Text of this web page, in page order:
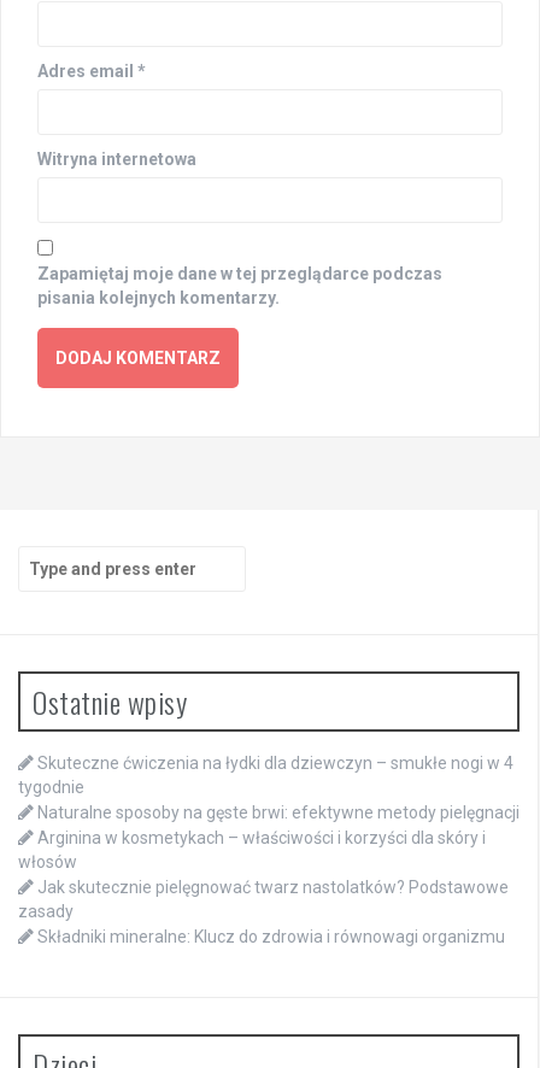
Adres email *
Witryna internetowa
Zapamiętaj moje dane w tej przeglądarce podczas
pisania kolejnych komentarzy.
Search
for:
Ostatnie wpisy
Skuteczne ćwiczenia na łydki dla dziewczyn – smukłe nogi w 4
tygodnie
Naturalne sposoby na gęste brwi: efektywne metody pielęgnacji
Arginina w kosmetykach – właściwości i korzyści dla skóry i
włosów
Jak skutecznie pielęgnować twarz nastolatków? Podstawowe
zasady
Składniki mineralne: Klucz do zdrowia i równowagi organizmu